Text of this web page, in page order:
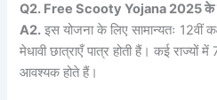
Q2. Free Scooty Yojana 2025के
A2. इस योजना के लिए सामान्यतः 12वीं
मेधावी छात्राएँ पात्र होती हैं। कई
आवश्यक होते हैं।